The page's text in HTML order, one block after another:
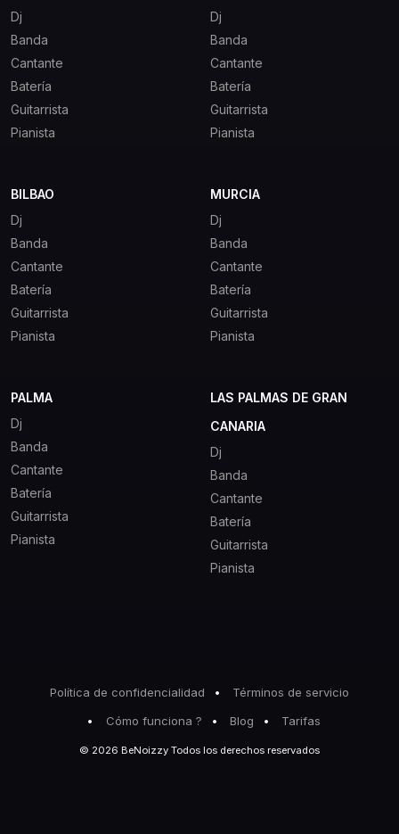
Dj
Banda
Cantante
Batería
Guitarrista
Pianista
Dj
Banda
Cantante
Batería
Guitarrista
Pianista
BILBAO
Dj
Banda
Cantante
Batería
Guitarrista
Pianista
MURCIA
Dj
Banda
Cantante
Batería
Guitarrista
Pianista
PALMA
Dj
Banda
Cantante
Batería
Guitarrista
Pianista
LAS PALMAS DE GRAN
CANARIA
Dj
Banda
Cantante
Batería
Guitarrista
Pianista
Política de confidencialidad
Términos de servicio
Cómo funciona ?
Blog Tarifas
© 2026 BeNoizzy Todos los derechos reservados